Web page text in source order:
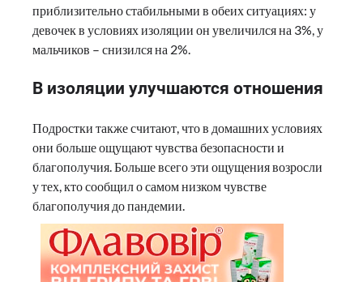
приблизительно стабильными в обеих ситуациях: у
девочек в условиях изоляции он увеличился на 3%, у
мальчиков – снизился на 2%.
В изоляции улучшаются отношения
Подростки также считают, что в домашних условиях
они больше ощущают чувства безопасности и
благополучия. Больше всего эти ощущения возросли
у тех, кто сообщил о самом низком чувстве
благополучия до пандемии.